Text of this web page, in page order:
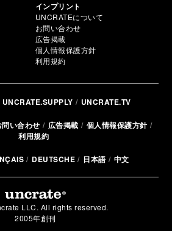
インプリント
UNCRATEについて
お問い合わせ
広告掲載
個人情報保護方針
利用規約
UNCRATE.SUPPLY UNCRATE.TV
問い合わせ 広告掲載
個人情報保護方針
利用規約
DEUTSCHE 日本語 中文
LLC. All rights reserved.
2005年創刊